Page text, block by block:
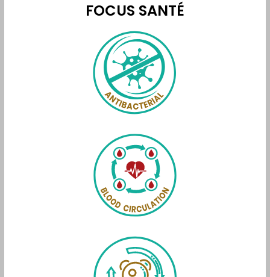
FOCUS SANTÉ